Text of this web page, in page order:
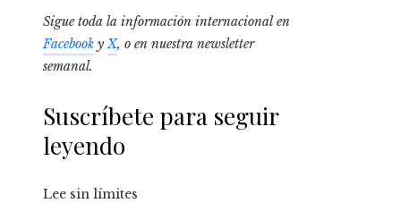
Sigue toda la información internacional en
Facebook yX, o en nuestra newsletter
semanal.
Suscríbete para seguir
leyendo
Lee sin límites